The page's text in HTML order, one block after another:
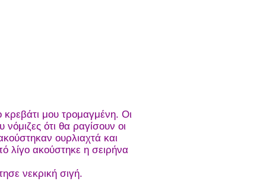
μου τρομαγμένη. Οι
ότι θα ραγίσουν οι
ουρλιαχτά και
λίγο ακούστηκε η σειρήνα
νεκρική σιγή.